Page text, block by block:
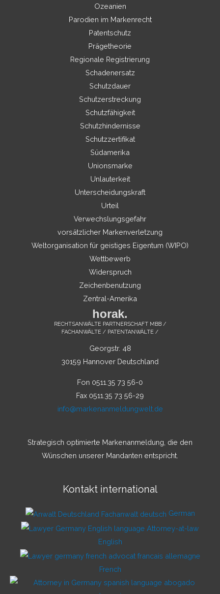
Ozeanien
Parodien im Markenrecht
Patentschutz
Prägetheorie
Regionale Registrierung
Schadenersatz
Schutzdauer
Schutzerstreckung
Schutzfähigkeit
Schutzhindernisse
Schutzzertifikat
Südamerika
Unionsmarke
Unlauterkeit
Unterscheidungskraft
Urteil
Verwechslungsgefahr
vorsätzlicher Markenverletzung
Weltorganisation für geistiges Eigentum (WIPO)
Wettbewerb
Widerspruch
Zeichenbenutzung
Zentral-Amerika
horak.
RECHTSANWÄLTE PARTNERSCHAFT MBB /
FACHANWÄLTE / PATENTANWÄLTE /
Georgstr. 48
30159 Hannover Deutschland
Fon 0511.35 73 56-0
Fax 0511.35 73 56-29
info@markenanmeldungwelt.de
Strategisch optimierte Markenanmeldung, die den
Wünschen unserer Mandanten entspricht.
Kontakt international
German
English
French